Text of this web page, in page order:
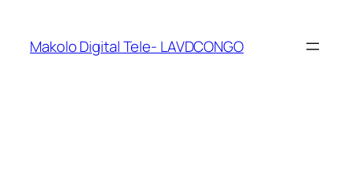
Makolo Digital Tele- LAVDCONGO